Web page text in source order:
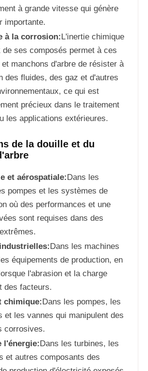
à grande vitesse qui génère
importante.
à la corrosion:L'inertie chimique
de ses composés permet à ces
manchons d'arbre de résister à
des fluides, des gaz et d'autres
ce qui est
précieux dans le traitement
les applications extérieures.
de la douille et du
et aérospatiale:Dans les
pompes et les systèmes de
où des performances et une
sont requises dans des
Dans les machines
équipements de production, en
l'abrasion et la charge
des facteurs.
chimique:Dans les pompes, les
et les vannes qui manipulent des
corrosives.
l'énergie:Dans les turbines, les
et autres composants des